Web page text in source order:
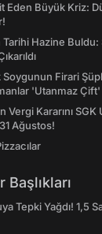
Eden Büyük Kriz:
Tarihi Hazine Buldu:
Firari
'Utanmaz Çift'
Kararını SGK
Ağustos!
Tepki Yağdı! 1,5